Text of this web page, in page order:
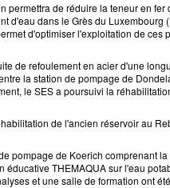
permettra de réduire la teneur en fer
d'eau dans le Grès du Luxembourg
d'optimiser l'exploitation de ces
de refoulement en acier d'une
la station de pompage de
le SES a poursuivi la
de l'ancien réservoir au
pompage de Koerich comprenant
éducative THEMAQUA sur l'eau
et une salle de formation ont